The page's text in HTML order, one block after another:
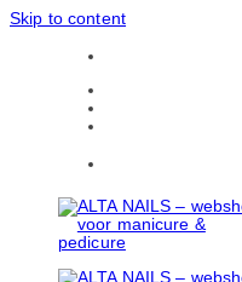
Skip to content